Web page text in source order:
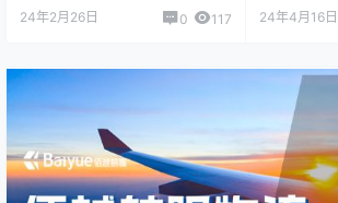
24年2月26日 0 117 24年4月16日